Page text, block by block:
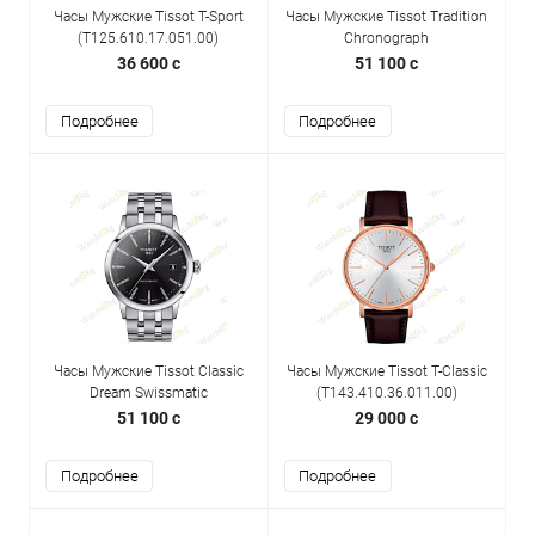
Часы Мужские Tissot T-Sport
(T125.610.17.051.00)
36 600 c
Подробнее
Часы Мужские Tissot Tradition
Chronograph
(T063.617.36.037.00)
51 100 c
Подробнее
Часы Мужские Tissot Classic
Dream Swissmatic
(T129.407.11.051.00)
51 100 c
Подробнее
Часы Мужские Tissot T-Classic
(T143.410.36.011.00)
29 000 c
Подробнее